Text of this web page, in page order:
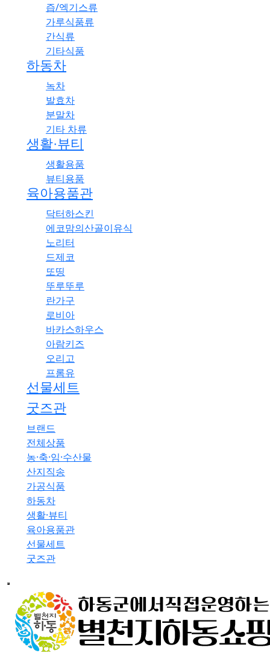
즙/엑기스류
가루식품류
간식류
기타식품
하동차
녹차
발효차
분말차
기타 차류
생활·뷰티
생활용품
뷰티용품
육아용품관
닥터하스킨
에코맘의산골이유식
노리터
드제코
또띵
뚜루뚜루
란가구
로비아
바카스하우스
아람키즈
오리고
프롬유
선물세트
굿즈관
브랜드
전체상품
농·축·임·수산물
산지직송
가공식품
하동차
생활·뷰티
육아용품관
선물세트
굿즈관